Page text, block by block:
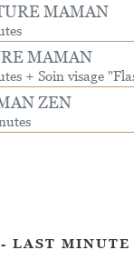
MAMAN
MAMAN
+ Soin visage
ZEN
LAST MINUTE